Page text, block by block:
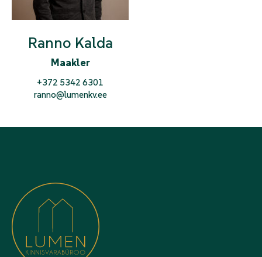
Ranno Kalda
Maakler
+372 5342 6301
ranno@lumenkv.ee